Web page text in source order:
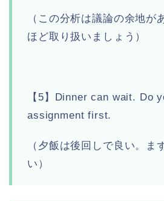
（この分析は議論の余地が
ほど取り扱いましょう）
【5】Dinner can wait. Do
assignment first.
（夕飯は後回しで良い。ま
い）